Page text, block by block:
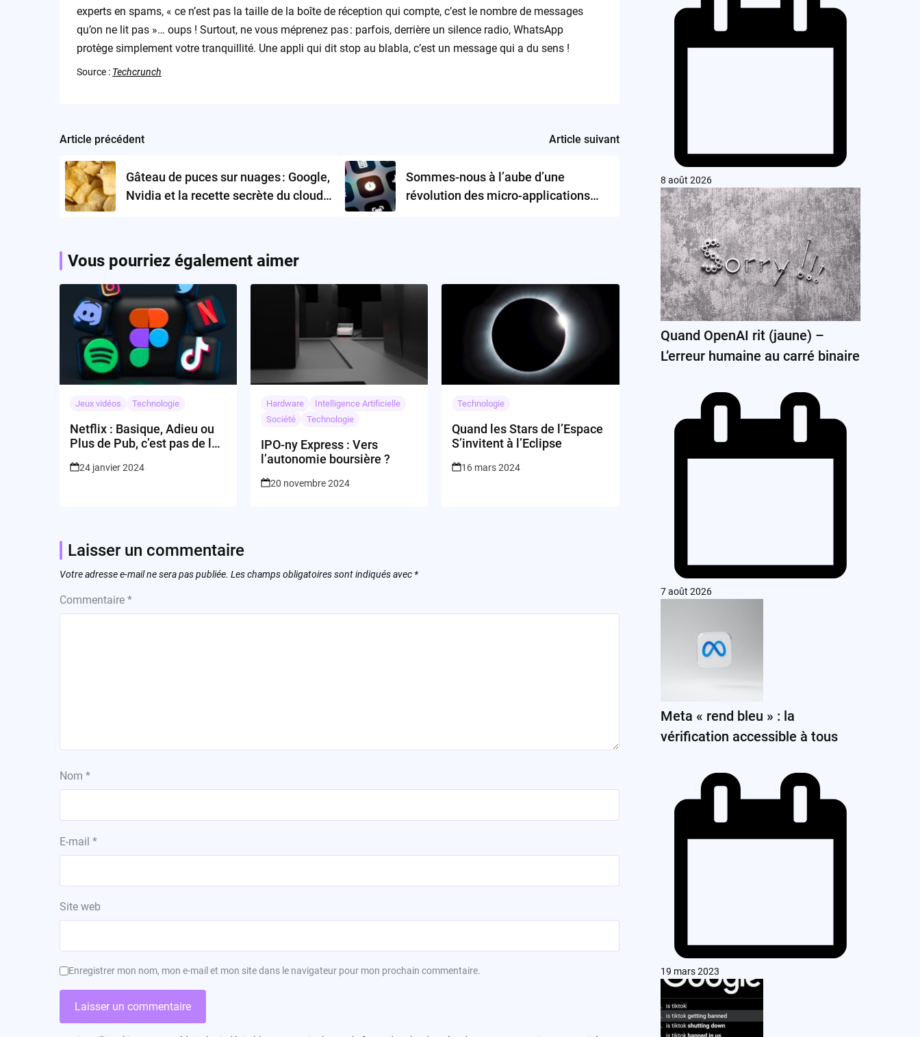
experts en spams, « ce n’est pas la taille de la boîte de réception qui compte, c’est le nombre de messages
qu’on ne lit pas »… oups ! Surtout, ne vous méprenez pas : parfois, derrière un silence radio, WhatsApp
protège simplement votre tranquillité. Une appli qui dit stop au blabla, c’est un message qui a du sens !
Source : Techcrunch
Post
navigation
Article précédent
Gâteau de puces sur nuages : Google,
Nvidia et la recette secrète du cloud
Article suivant
Sommes-nous à l’aube d’une
révolution des micro-applications
Vous pourriez également aimer
Jeux vidéos Technologie
Netflix : Basique, Adieu ou
Plus de Pub, c’est pas de la
24 janvier 2024
Hardware
Intelligence Artificielle
Société
Technologie
IPO-ny Express : Vers
l’autonomie boursière ?
20 novembre 2024
Technologie
Quand les Stars de l’Espace
S’invitent à l’Eclipse
16 mars 2024
Laisser un commentaire
Votre adresse e-mail ne sera pas publiée. Les champs obligatoires sont indiqués avec *
Commentaire *
Nom *
E-mail *
Site web
Enregistrer mon nom, mon e-mail et mon site dans le navigateur pour mon prochain commentaire.
8 août 2026
Quand OpenAI rit (jaune) –
L’erreur humaine au carré binaire
7 août 2026
Meta « rend bleu » : la
vérification accessible à tous
19 mars 2023